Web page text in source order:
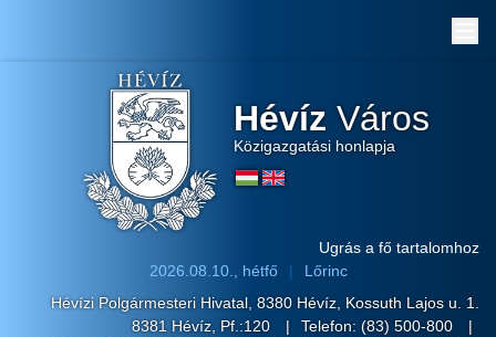
Hévíz Város
Közigazgatási honlapja
Ugrás a fő tartalomhoz
2026.08.10., hétfő
Lőrinc
Hévízi Polgármesteri Hivatal, 8380 Hévíz, Kossuth Lajos u. 1.
8381 Hévíz, Pf.:120
Telefon: (83) 500-800